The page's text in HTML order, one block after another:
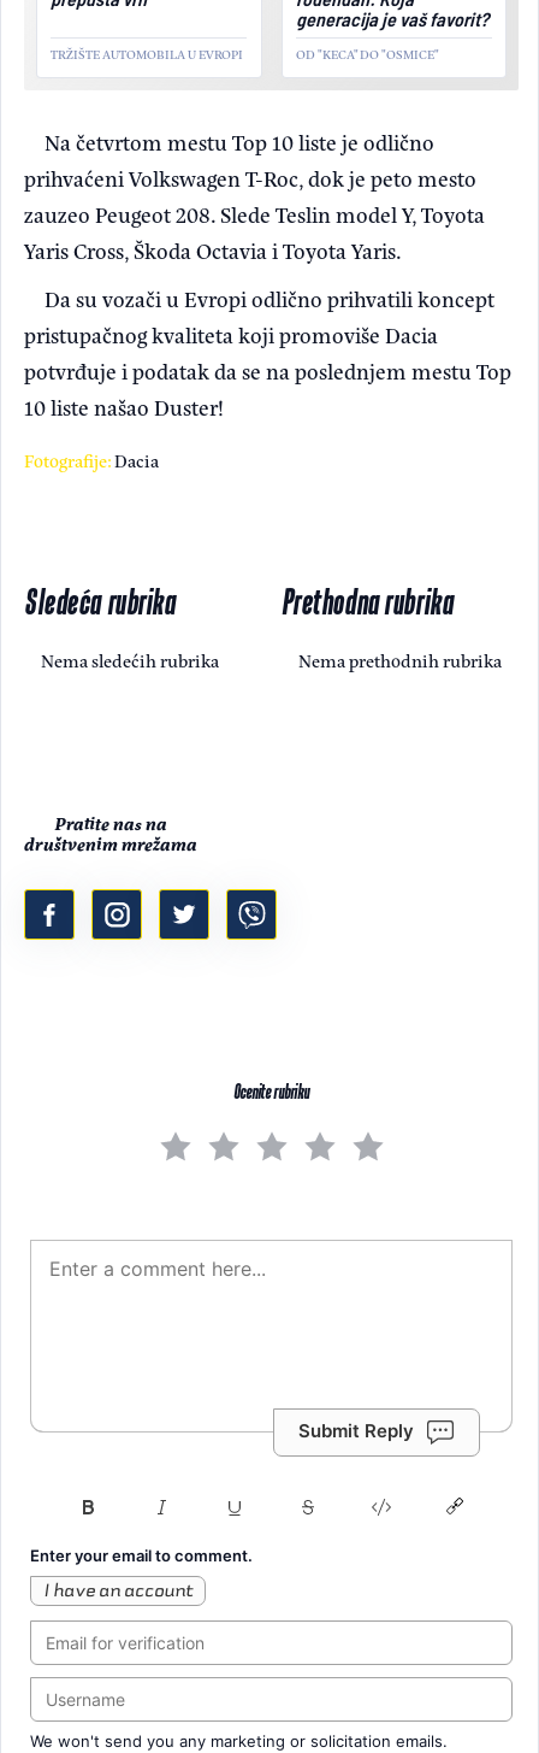
TRŽIŠTE AUTOMOBILA U EVROPI
generacija je vaš favorit?
OD "KECA" DO "OSMICE"
Na četvrtom mestu Top 10 liste je odlično
prihvaćeni Volkswagen T-Roc, dok je peto mesto
zauzeo Peugeot 208. Slede Teslin model Y, Toyota
Yaris Cross, Škoda Octavia i Toyota Yaris.
Da su vozači u Evropi odlično prihvatili koncept
pristupačnog kvaliteta koji promoviše Dacia
potvrđuje i podatak da se na poslednjem mestu Top
10 liste našao Duster!
Fotografije:Dacia
Sledeća rubrika
Nema sledećih rubrika
Prethodna rubrika
Nema prethodnih rubrika
Pratite nas na
društvenim mrežama
Ocenite rubriku
Submit Reply
Enter your email to comment.
I have an account
We won't send you any marketing or solicitation emails.